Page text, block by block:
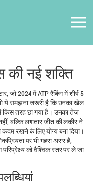
की नई शक्ति
जो 2024 में ATP रैंकिंग में शीर्ष 5
ये समझना जरूरी है कि उनका खेल
किस तरह छा गया है। उनका तेज़
बल्कि लगातार जीत की लकीर ने
कदम रखने के लिए योग्य बना दिया।
पर भी गहरा असर है,
को वैश्विक स्तर पर ले जा